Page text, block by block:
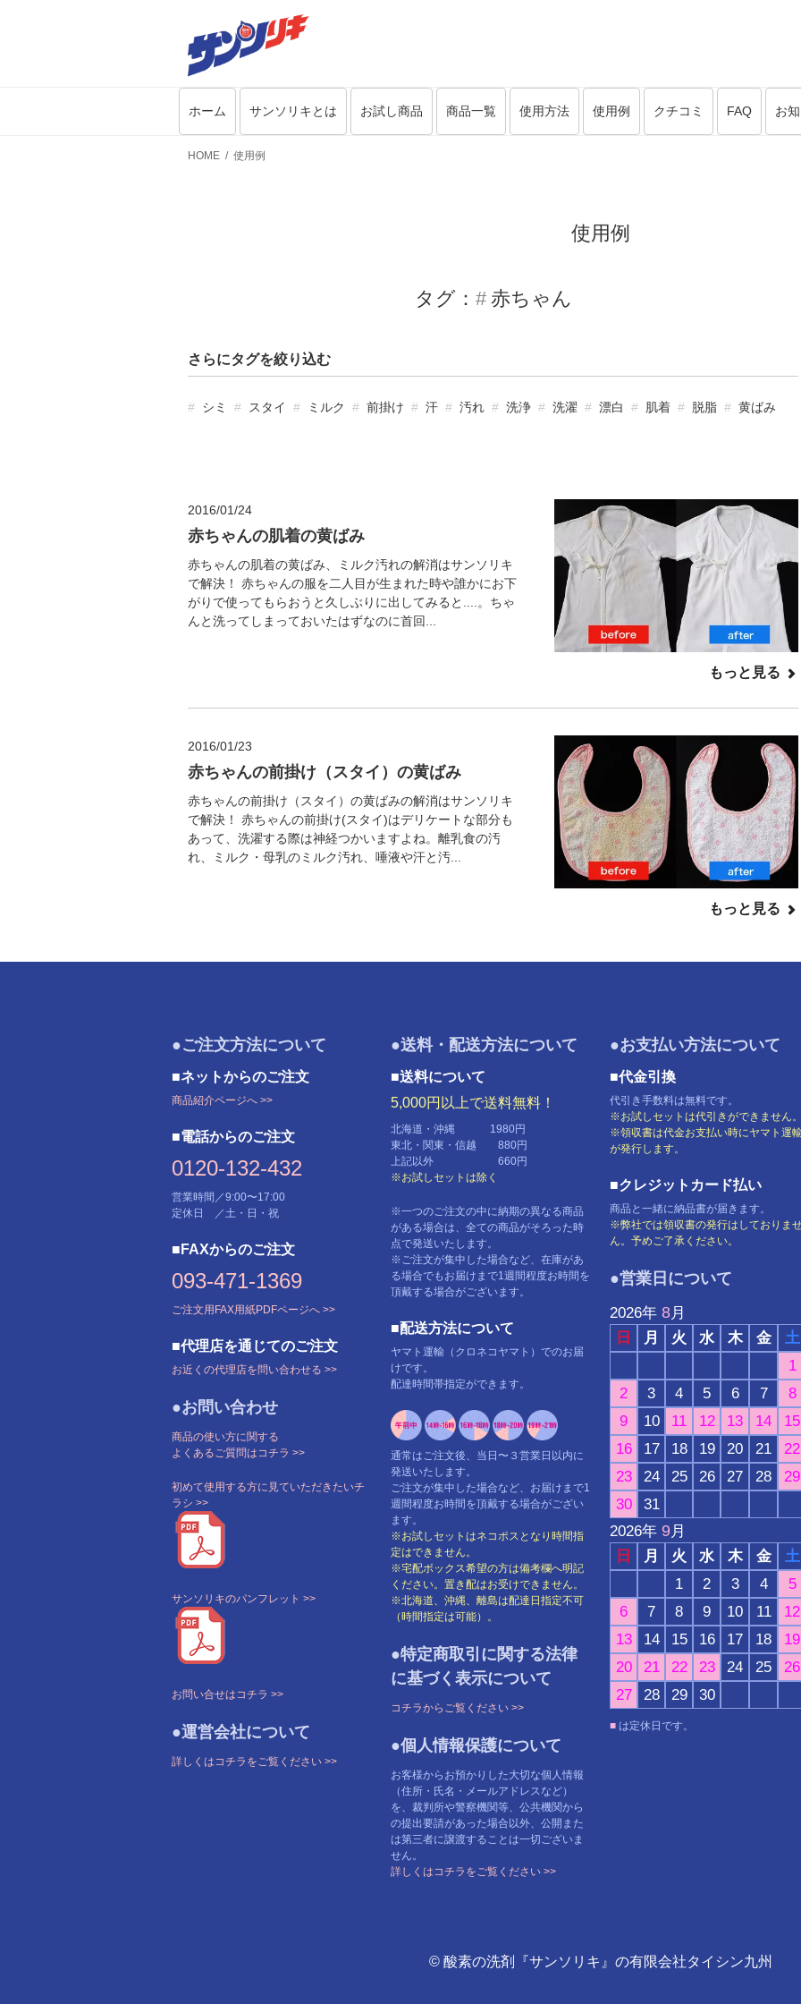
ホーム サンソリキとは お試し商品 商品一覧 使用方法 使用例 クチコミ FAQ お
HOME 使用例
使用例
タグ： 赤ちゃん
さらにタグを絞り込む
シミ スタイ ミルク 前掛け 汗 汚れ 洗浄 洗濯 漂白 肌着 脱脂 黄ばみ
2016/01/24
赤ちゃんの肌着の黄ばみ
赤ちゃんの肌着の黄ばみ、ミルク汚れの解消はサンソリキ
で解決！ 赤ちゃんの服を二人目が生まれた時や誰かにお下
がりで使ってもらおうと久しぶりに出してみると....。ちゃ
んと洗ってしまっておいたはずなのに首回...
もっと見る
2016/01/23
赤ちゃんの前掛け（スタイ）の黄ばみ
赤ちゃんの前掛け（スタイ）の黄ばみの解消はサンソリキ
で解決！ 赤ちゃんの前掛け(スタイ)はデリケートな部分も
あって、洗濯する際は神経つかいますよね。離乳食の汚
れ、ミルク・母乳のミルク汚れ、唾液や汗と汚...
もっと見る
●ご注文方法について
■ネットからのご注文
商品紹介ページへ >>
■電話からのご注文
0120-132-432
営業時間／9:00〜17:00
定休日 ／土・日・祝
■FAXからのご注文
093-471-1369
ご注文用FAX用紙PDFページへ >>
■代理店を通じてのご注文
お近くの代理店を問い合わせる >>
●お問い合わせ
商品の使い方に関する
よくあるご質問はコチラ >>
初めて使用する方に見ていただきたいチ
ラシ >>
サンソリキのパンフレット >>
お問い合せはコチラ >>
●運営会社について
詳しくはコチラをご覧ください >>
●送料・配送方法について
■送料について
5,000円以上で送料無料！
北海道・沖縄 1980円
東北・関東・信越 880円
上記以外 660円
※お試しセットは除く
※一つのご注文の中に納期の異なる商品
がある場合は、全ての商品がそろった時
点で発送いたします。
※ご注文が集中した場合など、在庫があ
る場合でもお届けまで1週間程度お時間を
頂戴する場合がございます。
■配送方法について
ヤマト運輸（クロネコヤマト）でのお届
けです。
配達時間帯指定ができます。
通常はご注文後、当日〜３営業日以内に
発送いたします。
ご注文が集中した場合など、お届けまで1
週間程度お時間を頂戴する場合がござい
ます。
※お試しセットはネコポスとなり時間指
定はできません。
※宅配ボックス希望の方は備考欄へ明記
ください。置き配はお受けできません。
※北海道、沖縄、離島は配達日指定不可
（時間指定は可能）。
●特定商取引に関する法律
に基づく表示について
コチラからご覧ください >>
●個人情報保護について
お客様からお預かりした大切な個人情報
（住所・氏名・メールアドレスなど）
を、裁判所や警察機関等、公共機関から
の提出要請があった場合以外、公開また
は第三者に譲渡することは一切ございま
せん。
詳しくはコチラをご覧ください >>
●お支払い方法について
■代金引換
代引き手数料は無料です。
※お試しセットは代引きができません
※領収書は代金お支払い時にヤマト運
が発行します。
■クレジットカード払い
商品と一緒に納品書が届きます。
※弊社では領収書の発行はしておりま
ん。予めご了承ください。
●営業日について
2026年 8月
日
月 火 水 木 金
土
1
2
3 4 5 6 7
8
9
10 11 12 13 14
15
16
17 18 19 20 21
22
23
24 25 26 27 28
29
30
31
2026年 9月
日
月 火 水 木 金
土
1
2 3 4
5
6
7 8 9 10 11
12
13
14 15 16 17 18
19
20
21 22 23 24 25
26
27
28 29 30
■ は定休日です。
© 酸素の洗剤『サンソリキ』の有限会社タイシン九州